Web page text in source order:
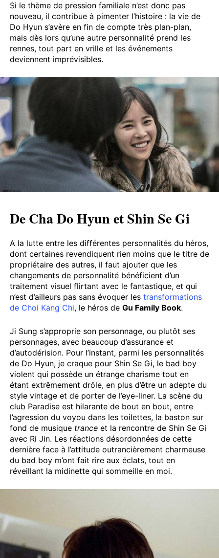
Si le thème de pression familiale n’est donc pas
nouveau, il contribue à pimenter l’histoire : la vie de
Do Hyun s’avère en fin de compte très plan-plan,
mais dès lors qu’une autre personnalité prend les
rennes, tout part en vrille et les événements
deviennent imprévisibles.
De Cha Do Hyun et Shin Se Gi
A la lutte entre les différentes personnalités du héros,
dont certaines revendiquent rien moins que le titre de
propriétaire des autres, il faut ajouter que les
changements de personnalité bénéficient d’un
traitement visuel flirtant avec le fantastique, et qui
n’est d’ailleurs pas sans évoquer les transformations
de Choi Kang Chi, le héros de Gu Family Book.
Ji Sung s’approprie son personnage, ou plutôt ses
personnages, avec beaucoup d’assurance et
d’autodérision. Pour l’instant, parmi les personnalités
de Do Hyun, je craque pour Shin Se Gi, le bad boy
violent qui possède un étrange charisme tout en
étant extrêmement drôle, en plus d’être un adepte du
style vintage et de porter de l’eye-liner. La scène du
club Paradise est hilarante de bout en bout, entre
l’agression du voyou dans les toilettes, la baston sur
fond de musique trance et la rencontre de Shin Se Gi
avec Ri Jin. Les réactions désordonnées de cette
dernière face à l’attitude outrancièrement charmeuse
du bad boy m’ont fait rire aux éclats, tout en
réveillant la midinette qui sommeille en moi.